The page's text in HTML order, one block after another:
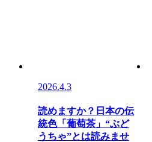
2026.4.3
読めますか？日本の伝
統色「葡萄茶」“ぶど
うちゃ”とは読みませ